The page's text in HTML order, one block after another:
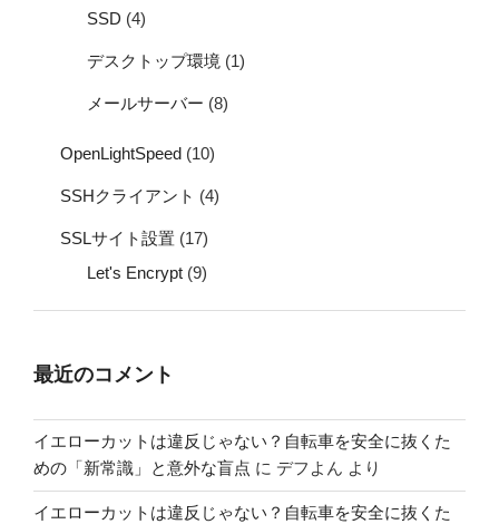
SSD (4)
デスクトップ環境 (1)
メールサーバー (8)
OpenLightSpeed (10)
SSHクライアント (4)
SSLサイト設置 (17)
Let's Encrypt (9)
最近のコメント
イエローカットは違反じゃない？自転車を安全に抜くた
めの「新常識」と意外な盲点 に デフよん より
イエローカットは違反じゃない？自転車を安全に抜くた